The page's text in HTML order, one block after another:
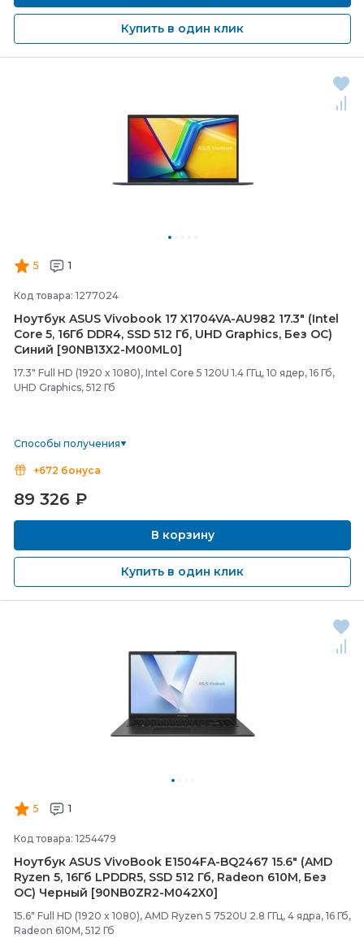
Купить в один клик
5 1
Код товара: 1277024
Ноутбук ASUS Vivobook 17 X1704VA-AU982 17.3" (Intel
Core 5, 16Гб DDR4, SSD 512 Гб, UHD Graphics, Без ОС)
Синий [90NB13X2-M00ML0]
17.3" Full HD (1920 x 1080), Intel Core 5 120U 1.4 ГГц, 10 ядер, 16 Гб,
UHD Graphics, 512 Гб
Способы получения
+672 бонуса
89 326 ₽
В корзину
Купить в один клик
5 1
Код товара: 1254479
Ноутбук ASUS VivoBook E1504FA-BQ2467 15.6" (AMD
Ryzen 5, 16Гб LPDDR5, SSD 512 Гб, Radeon 610M, Без
ОС) Черный [90NB0ZR2-M042X0]
15.6" Full HD (1920 x 1080), AMD Ryzen 5 7520U 2.8 ГГц, 4 ядра, 16 Гб,
Radeon 610M, 512 Гб